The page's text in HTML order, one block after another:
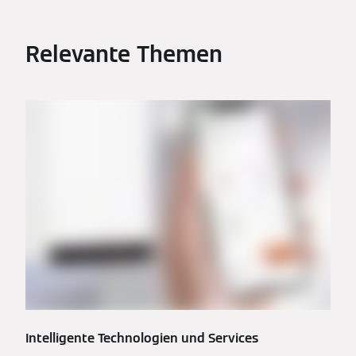
Relevante Themen
Intelligente Technologien und Services